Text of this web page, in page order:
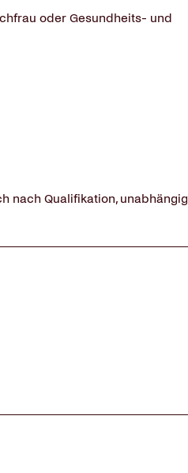
oder Gesundheits- und
nach Qualifikation, unabhängig